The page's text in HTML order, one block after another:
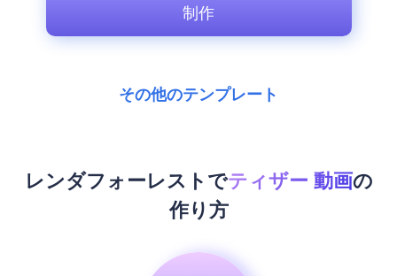
制作
その他のテンプレート
レンダフォーレストでティザー 動画の
作り方